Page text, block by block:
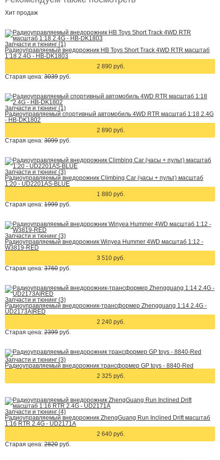
Хит продаж
Запчасти и тюнинг (1)
Радиоуправляемый внедорожник HB Toys Short Track 4WD RTR масштаб
1:18 2.4G - HB-DK1803
2 890 руб.
Старая цена: 3039 руб.
Запчасти и тюнинг (1)
Радиоуправляемый спортивный автомобиль 4WD RTR масштаб 1:18 2.4G
- HB-DK1802
2 890 руб.
Старая цена: 3099 руб.
Запчасти и тюнинг (3)
Радиоуправляемый внедорожник Climbing Car (часы + пульт) масштаб
1:20 - UD2201AS-BLUE
1 880 руб.
Старая цена: 1999 руб.
Запчасти и тюнинг (3)
Радиоуправляемый внедорожник Winyea Hummer 4WD масштаб 1:12 -
W3819-RED
3 510 руб.
Старая цена: 3760 руб.
Запчасти и тюнинг (3)
Радиоуправляемый внедорожник-трансформер Zhengguang 1:14 2.4G -
UD2173A|RED
2 240 руб.
Старая цена: 2399 руб.
Запчасти и тюнинг (3)
Радиоуправляемый внедорожник трансформер GP toys - 8840-Red
2 325 руб.
Запчасти и тюнинг (4)
Радиоуправляемый внедорожник ZhengGuang Run Inclined Drift масштаб
1:16 RTR 2.4G - UD2171А
2 640 руб.
Старая цена: 2820 руб.